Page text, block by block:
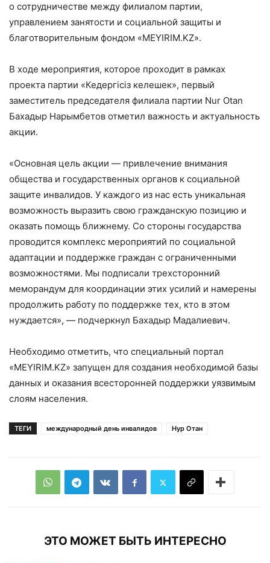
о сотрудничестве между филиалом партии,
управлением занятости и социальной защиты и
благотворительным фондом «MEYIRIM.KZ».
В ходе мероприятия, которое проходит в рамках
проекта партии «Кедергісіз келешек», первый
заместитель председателя филиала партии Nur Otan
Бахадыр Нарымбетов отметил важность и актуальность
акции.
«Основная цель акции — привлечение внимания
общества и государственных органов к социальной
защите инвалидов. У каждого из нас есть уникальная
возможность выразить свою гражданскую позицию и
оказать помощь ближнему. Со стороны государства
проводится комплекс мероприятий по социальной
адаптации и поддержке граждан с ограниченными
возможностями. Мы подписали трехсторонний
меморандум для координации этих усилий и намерены
продолжить работу по поддержке тех, кто в этом
нуждается», — подчеркнул Бахадыр Мадалиевич.
Необходимо отметить, что специальный портал
«MEYIRIM.KZ» запущен для создания необходимой базы
данных и оказания всесторонней поддержки уязвимым
слоям населения.
ТЕГИ международный день инвалидов Нур Отан
ЭТО МОЖЕТ БЫТЬ ИНТЕРЕСНО